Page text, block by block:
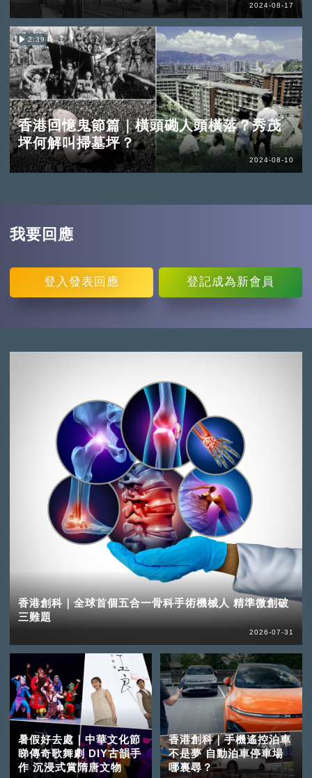
2024-08-17
2:39
香港回憶鬼節篇｜橫頭磡人頭橫落？秀茂
坪何解叫掃墓坪？
2024-08-10
我要回應
登入 發表回應 登記成為新會員
香港創科｜全球首個五合一骨科手術機械人 精準微創破
三難題
2026-07-31
暑假好去處｜中華文化節
睇傳奇歌舞劇 DIY古韻手
作 沉浸式賞隋唐文物
香港創科｜手機遙控泊車
不是夢 自動泊車停車場
哪裏尋？